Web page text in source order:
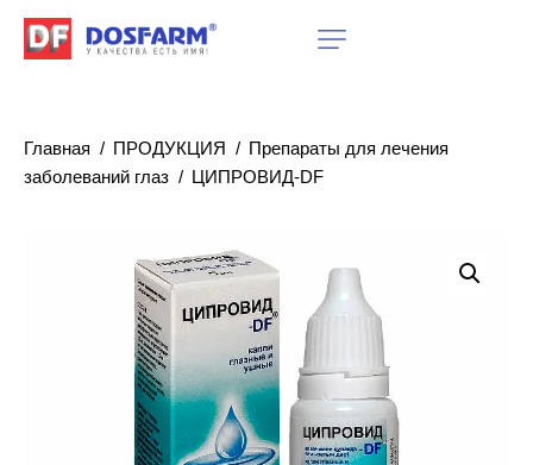
Главная ПРОДУКЦИЯ
Препараты для лечения
заболеваний глаз
ЦИПРОВИД-DF